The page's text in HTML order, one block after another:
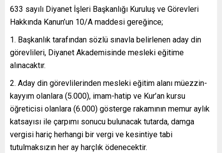
633 sayılı Diyanet İşleri Başkanlığı Kuruluş ve Görevleri
Hakkında Kanun’un 10/A maddesi gereğince;
1. Başkanlık tarafından sözlü sınavla belirlenen aday din
görevlileri, Diyanet Akademisinde mesleki eğitime
alınacaktır.
2. Aday din görevlilerinden mesleki eğitim alanı müezzin-
kayyım olanlara (5.000), imam-hatip ve Kur’an kursu
öğreticisi olanlara (6.000) gösterge rakamının memur aylık
katsayısı ile çarpımı sonucu bulunacak tutarda, damga
vergisi hariç herhangi bir vergi ve kesintiye tabi
tutulmaksızın her ay harçlık ödenecektir.